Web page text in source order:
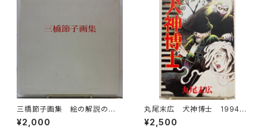
三橋節子画集 絵の解説の鈴
木靖将による手書きの識語 19
92年 どくだみ会
¥2,000
丸尾末広 犬神博士 1994
年 初版 秋田書店
¥2,500